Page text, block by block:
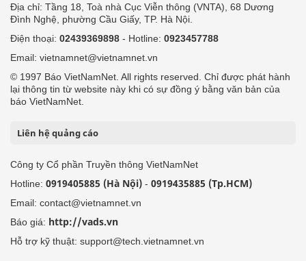
Địa chỉ: Tầng 18, Toà nhà Cục Viễn thông (VNTA), 68 Dương
Đình Nghệ, phường Cầu Giấy, TP. Hà Nội.
Điện thoại: 02439369898 - Hotline: 0923457788
Email: vietnamnet@vietnamnet.vn
© 1997 Báo VietNamNet. All rights reserved. Chỉ được phát hành
lại thông tin từ website này khi có sự đồng ý bằng văn bản của
báo VietNamNet.
Liên hệ quảng cáo
Công ty Cổ phần Truyền thông VietNamNet
Hotline: 0919405885 (Hà Nội) - 0919435885 (Tp.HCM)
Email: contact@vietnamnet.vn
Báo giá: http://vads.vn
Hỗ trợ kỹ thuật: support@tech.vietnamnet.vn